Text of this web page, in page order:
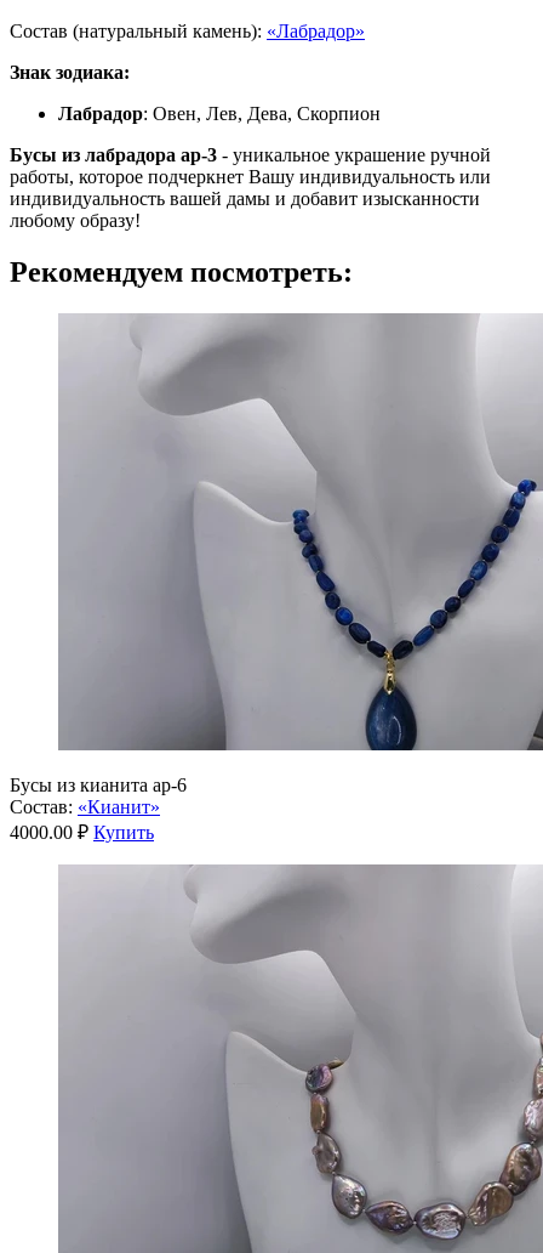
Состав (натуральный камень): «Лабрадор»
Знак зодиака:
Лабрадор: Овен, Лев, Дева, Скорпион
Бусы из лабрадора ар-3 - уникальное украшение ручной
работы, которое подчеркнет Вашу индивидуальность или
индивидуальность вашей дамы и добавит изысканности
любому образу!
Рекомендуем посмотреть:
Бусы из кианита ар-6
Состав: «Кианит»
4000.00 ₽ Купить